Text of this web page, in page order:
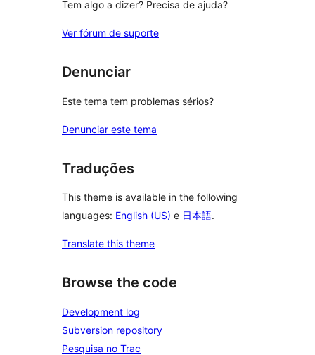
Tem algo a dizer? Precisa de ajuda?
Ver fórum de suporte
Denunciar
Este tema tem problemas sérios?
Denunciar este tema
Traduções
This theme is available in the following
languages: English (US) e 日本語.
Translate this theme
Browse the code
Development log
Subversion repository
Pesquisa no Trac